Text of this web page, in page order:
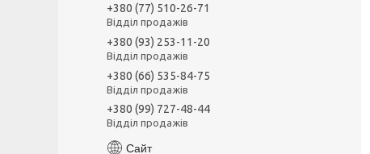
+380 (77) 510-26-71
Відділ продажів
+380 (93) 253-11-20
Відділ продажів
+380 (66) 535-84-75
Відділ продажів
+380 (99) 727-48-44
Відділ продажів